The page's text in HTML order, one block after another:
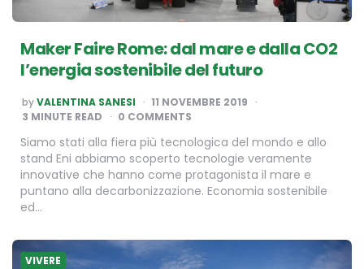
Maker Faire Rome: dal mare e dalla CO2
l’energia sostenibile del futuro
POSTED
BY
byVALENTINA SANESI
11 NOVEMBRE 2019
3 MINUTE READ 0 COMMENTS
Siamo stati alla fiera più tecnologica del mondo e allo
stand Eni abbiamo scoperto tecnologie veramente
innovative che hanno come protagonista il mare e
puntano alla decarbonizzazione. Economia sostenibile
ed…
VIVERE